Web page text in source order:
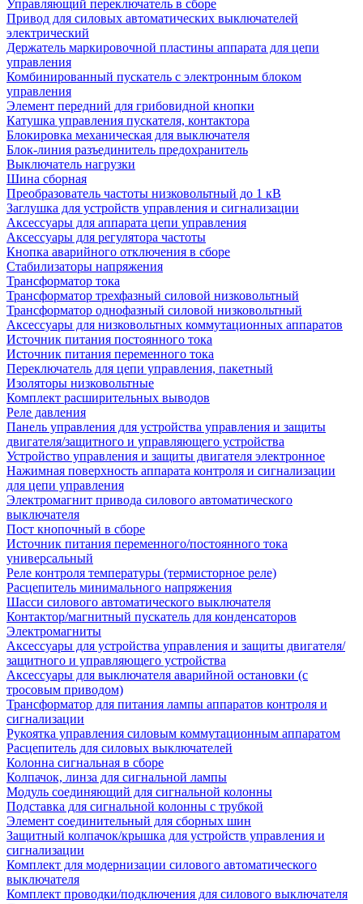
Управляющий переключатель в сборе
Привод для силовых автоматических выключателей
электрический
Держатель маркировочной пластины аппарата для цепи
управления
Комбинированный пускатель с электронным блоком
управления
Элемент передний для грибовидной кнопки
Катушка управления пускателя, контактора
Блокировка механическая для выключателя
Блок-линия разъединитель предохранитель
Выключатель нагрузки
Шина сборная
Преобразователь частоты низковольтный до 1 кВ
Заглушка для устройств управления и сигнализации
Аксессуары для аппарата цепи управления
Аксессуары для регулятора частоты
Кнопка аварийного отключения в сборе
Стабилизаторы напряжения
Трансформатор тока
Трансформатор трехфазный силовой низковольтный
Трансформатор однофазный силовой низковольтный
Аксессуары для низковольтных коммутационных аппаратов
Источник питания постоянного тока
Источник питания переменного тока
Переключатель для цепи управления, пакетный
Изоляторы низковольтные
Комплект расширительных выводов
Реле давления
Панель управления для устройства управления и защиты
двигателя/защитного и управляющего устройства
Устройство управления и защиты двигателя электронное
Нажимная поверхность аппарата контроля и сигнализации
для цепи управления
Электромагнит привода силового автоматического
выключателя
Пост кнопочный в сборе
Источник питания переменного/постоянного тока
универсальный
Реле контроля температуры (термисторное реле)
Расцепитель минимального напряжения
Шасси силового автоматического выключателя
Контактор/магнитный пускатель для конденсаторов
Электромагниты
Аксессуары для устройства управления и защиты двигателя/
защитного и управляющего устройства
Аксессуары для выключателя аварийной остановки (с
тросовым приводом)
Трансформатор для питания лампы аппаратов контроля и
сигнализации
Рукоятка управления силовым коммутационным аппаратом
Расцепитель для силовых выключателей
Колонна сигнальная в сборе
Колпачок, линза для сигнальной лампы
Модуль соединяющий для сигнальной колонны
Подставка для сигнальной колонны с трубкой
Элемент соединительный для сборных шин
Защитный колпачок/крышка для устройств управления и
сигнализации
Комплект для модернизации силового автоматического
выключателя
Комплект проводки/подключения для силового выключателя